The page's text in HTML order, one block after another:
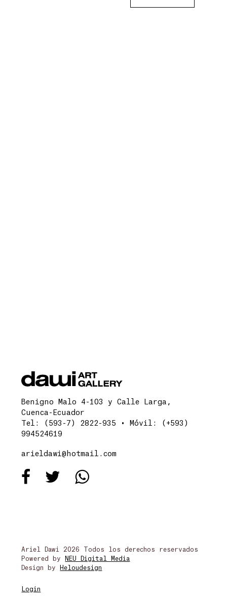
Benigno Malo 4-103 y Calle Larga,
Cuenca-Ecuador
Tel: (593-7) 2822-935 • Móvil: (+593)
994524619
arieldawi@hotmail.com
Ariel Dawi 2026 Todos los derechos reservados
Powered by
NEU Digital Media
Design by
Heloudesign
Login